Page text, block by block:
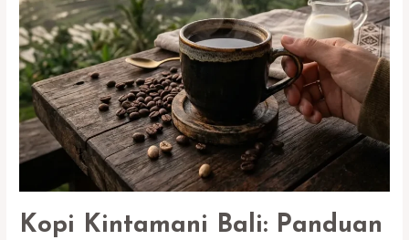
Kopi Kintamani Bali: Panduan